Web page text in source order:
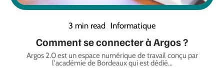
3 min read Informatique
Comment se connecter à Argos ?
Argos 2.0 est un espace numérique de travail conçu par
l'académie de Bordeaux qui est dédié…